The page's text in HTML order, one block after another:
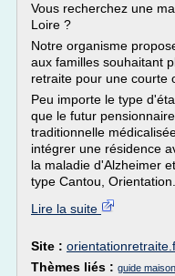
Vous recherchez une
Loire ?
Notre organisme
aux familles souhaitant
retraite pour une courte
Peu importe le type
que le futur
traditionnelle
intégrer une résidence
la maladie d'Alzheimer
type Cantou, Orientation...
Lire la suite
Site :
Thèmes liés : guide